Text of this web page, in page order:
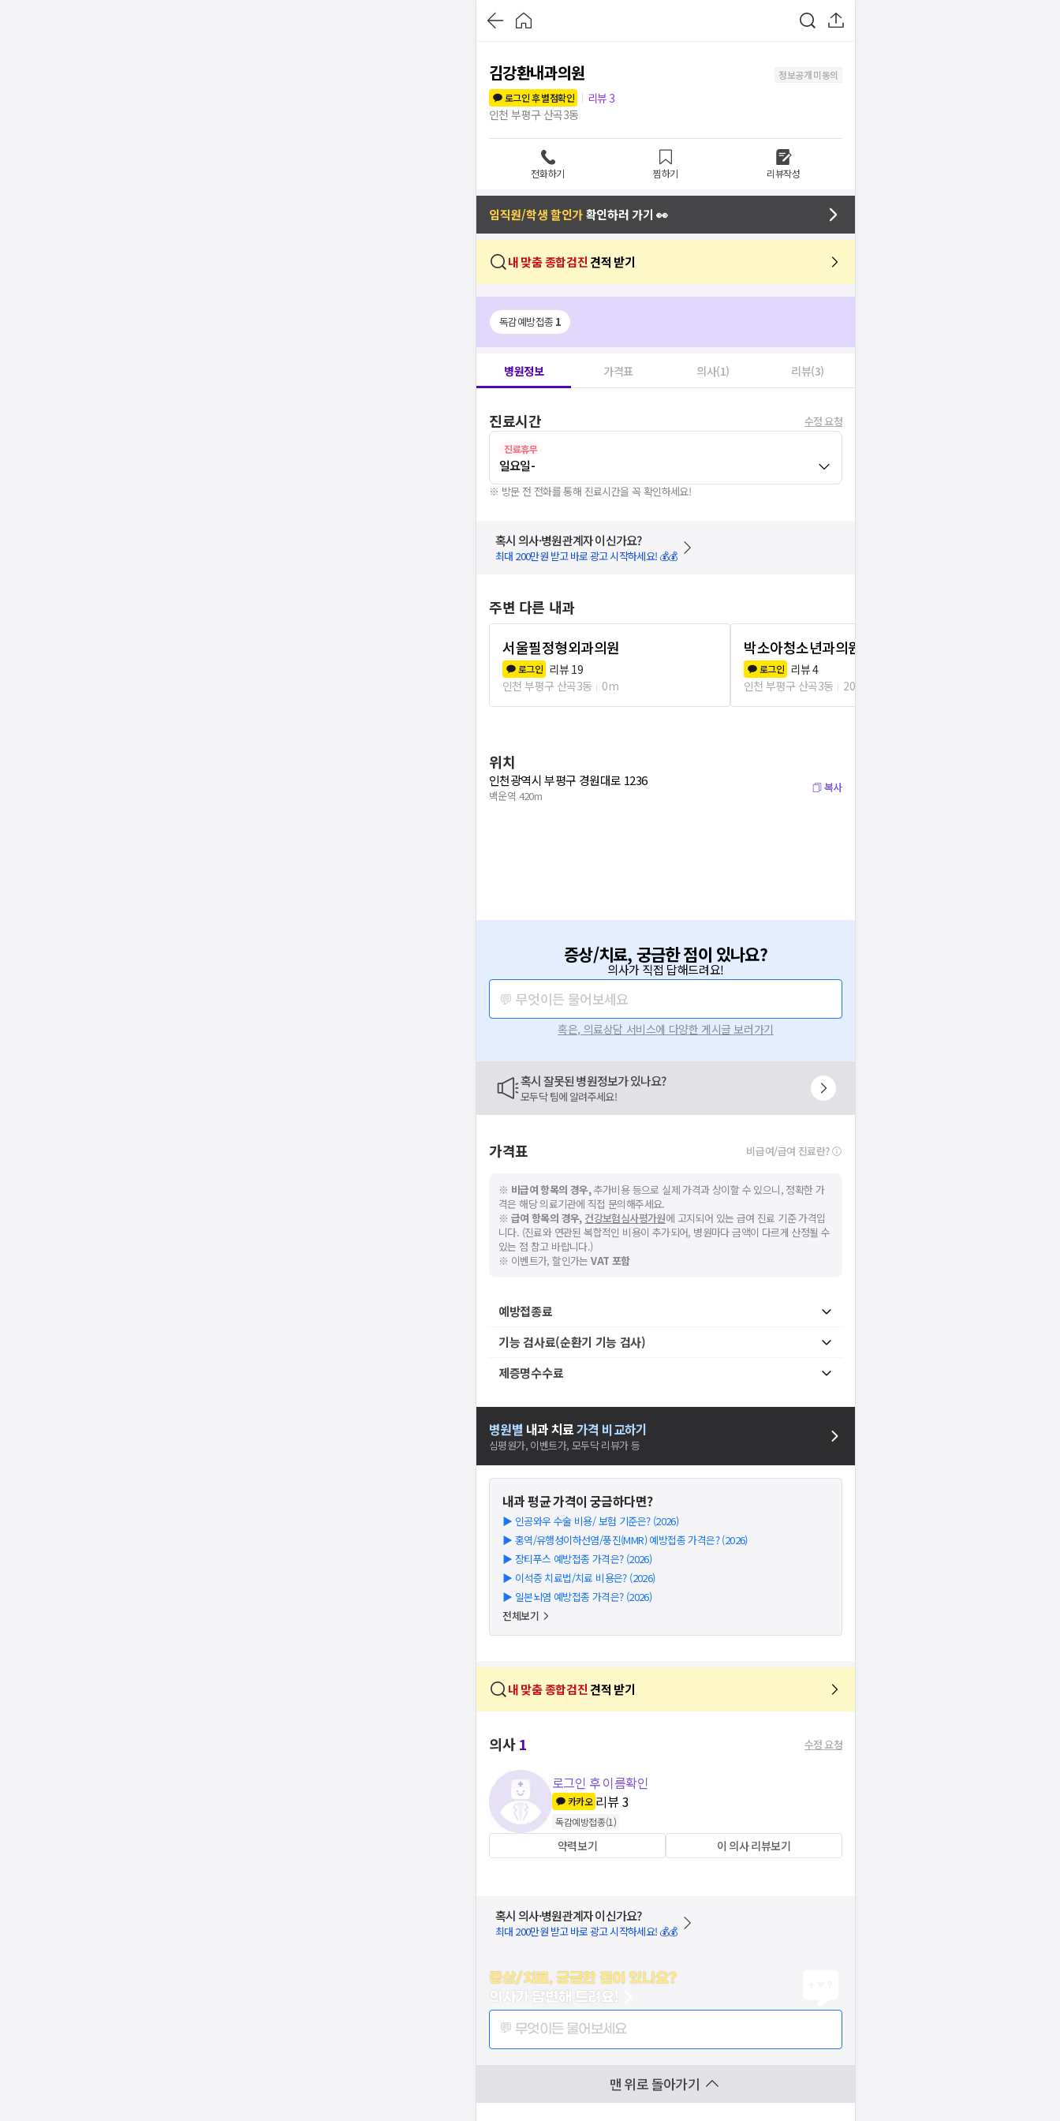
김강환내과의원
정보공개 미동의
로그인 후 별점확인
리뷰 3
인천 부평구 산곡3동
전화하기 찜하기 리뷰작성
임직원/학생 할인가확인하러 가기 👀
내 맞춤 종합검진 견적 받기
독감예방접종 1
병원정보 가격표 의사(1) 리뷰(3)
진료시간 수정 요청
진료휴무
일요일-
※ 방문 전 전화를 통해 진료시간을 꼭 확인하세요!
혹시 의사·병원관계자 이신가요?
최대 200만원 받고 바로 광고 시작하세요! 💰💰
주변 다른 내과
서울필정형외과의원
로그인 리뷰 19
인천 부평구 산곡3동
0m
박소아청소년과의원
로그인 리뷰4
인천 부평구 산곡3동
20m
위치
인천광역시 부평구 경원대로 1236
백운역 420m
복사
증상/치료, 궁금한 점이 있나요?
의사가 직접 답해드려요!
💬 무엇이든 물어보세요
혹은, 의료상담 서비스에 다양한 게시글 보러가기
혹시 잘못된 병원정보가 있나요?
모두닥 팀에 알려주세요!
가격표 비급여/급여 진료란?
※ 비급여 항목의 경우,추가비용 등으로 실제 가격과 상이할 수 있으니, 정확한 가
격은 해당 의료기관에 직접 문의해주세요.
※ 급여 항목의 경우, 건강보험심사평가원에 고지되어 있는 급여 진료 기준 가격입
니다. (진료와 연관된 복합적인 비용이 추가되어, 병원마다 금액이 다르게 산정될 수
있는 점 참고 바랍니다.)
※ 이벤트가, 할인가는VAT 포함
예방접종료
기능 검사료(순환기 기능 검사)
제증명수수료
병원별 내과치료가격 비교하기
심평원가, 이벤트가, 모두닥 리뷰가 등
내과평균 가격이 궁금하다면?
▶ 인공와우 수술 비용/ 보험 기준은? (2026)
▶ 홍역/유행성이하선염/풍진(MMR) 예방접종 가격은? (2026)
▶ 장티푸스 예방접종 가격은? (2026)
▶ 이석증 치료법/치료 비용은? (2026)
▶ 일본뇌염 예방접종 가격은? (2026)
전체보기
내 맞춤 종합검진 견적 받기
의사1 수정 요청
로그인 후 이름확인
카카오 리뷰3
독감예방접종(1)
약력보기 이 의사 리뷰보기
혹시 의사·병원관계자 이신가요?
최대 200만원 받고 바로 광고 시작하세요! 💰💰
증상/치료, 궁금한 점이 있나요?
의사가 답변해 드려요!
💬 무엇이든 물어보세요
맨 위로 돌아가기